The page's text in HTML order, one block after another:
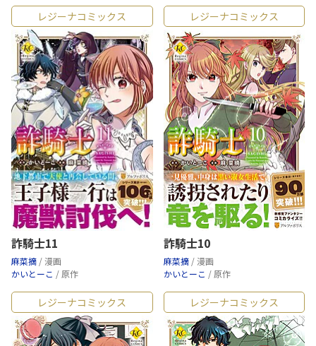
レジーナコミックス
詐騎士11
麻菜摘 / 漫画
かいとーこ / 原作
レジーナコミックス
詐騎士10
麻菜摘 / 漫画
かいとーこ / 原作
レジーナコミックス レジーナコミックス